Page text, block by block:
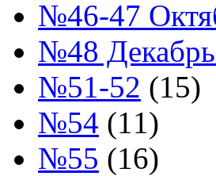
№46-47
№48 Декабрь
№51-52 (15)
№54 (11)
№55 (16)